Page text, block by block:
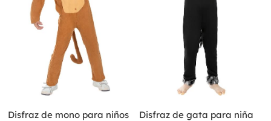
Disfraz de mono para niños Disfraz de gata para niña